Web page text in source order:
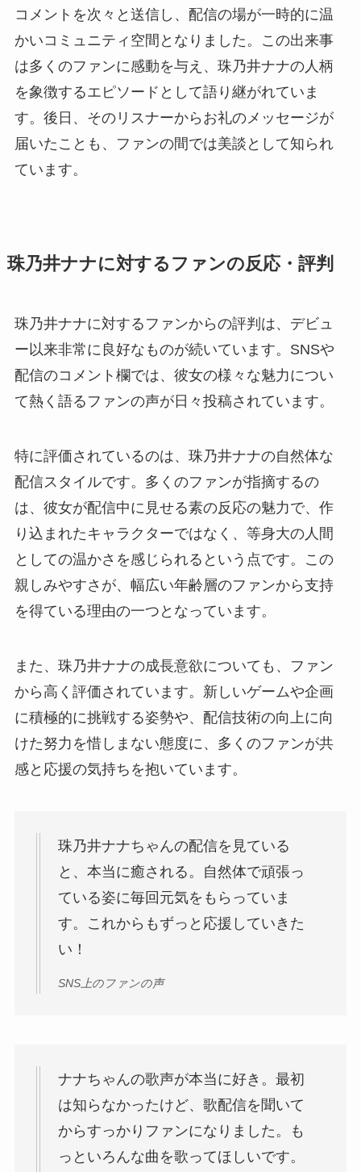
コメントを次々と送信し、配信の場が一時的に温
かいコミュニティ空間となりました。この出来事
は多くのファンに感動を与え、珠乃井ナナの人柄
を象徴するエピソードとして語り継がれていま
す。後日、そのリスナーからお礼のメッセージが
届いたことも、ファンの間では美談として知られ
ています。
珠乃井ナナに対するファンの反応・評判
珠乃井ナナに対するファンからの評判は、デビュ
ー以来非常に良好なものが続いています。SNSや
配信のコメント欄では、彼女の様々な魅力につい
て熱く語るファンの声が日々投稿されています。
特に評価されているのは、珠乃井ナナの自然体な
配信スタイルです。多くのファンが指摘するの
は、彼女が配信中に見せる素の反応の魅力で、作
り込まれたキャラクターではなく、等身大の人間
としての温かさを感じられるという点です。この
親しみやすさが、幅広い年齢層のファンから支持
を得ている理由の一つとなっています。
また、珠乃井ナナの成長意欲についても、ファン
から高く評価されています。新しいゲームや企画
に積極的に挑戦する姿勢や、配信技術の向上に向
けた努力を惜しまない態度に、多くのファンが共
感と応援の気持ちを抱いています。
珠乃井ナナちゃんの配信を見ている
と、本当に癒される。自然体で頑張っ
ている姿に毎回元気をもらっていま
す。これからもずっと応援していきた
い！
SNS上のファンの声
ナナちゃんの歌声が本当に好き。最初
は知らなかったけど、歌配信を聞いて
からすっかりファンになりました。も
っといろんな曲を歌ってほしいです。